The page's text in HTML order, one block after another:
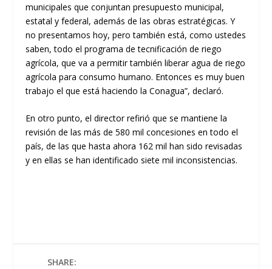
municipales que conjuntan presupuesto municipal,
estatal y federal, además de las obras estratégicas. Y
no presentamos hoy, pero también está, como ustedes
saben, todo el programa de tecnificación de riego
agrícola, que va a permitir también liberar agua de riego
agrícola para consumo humano. Entonces es muy buen
trabajo el que está haciendo la Conagua”, declaró.
En otro punto, el director refirió que se mantiene la
revisión de las más de 580 mil concesiones en todo el
país, de las que hasta ahora 162 mil han sido revisadas
y en ellas se han identificado siete mil inconsistencias.
SHARE: